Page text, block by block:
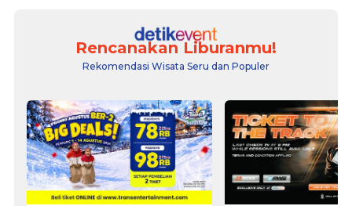
Rencanakan Liburanmu!
Rekomendasi Wisata Seru dan Populer